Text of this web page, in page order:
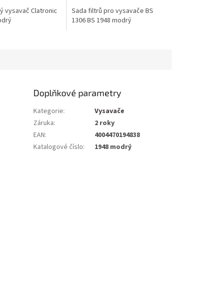
vysavač Clatronic
Sada filtrů pro vysavače BS
1306 BS 1948 modrý
Doplňkové parametry
Kategorie:
Vysavače
Záruka:
2 roky
EAN:
4004470194838
Katalogové číslo: 1948 modrý